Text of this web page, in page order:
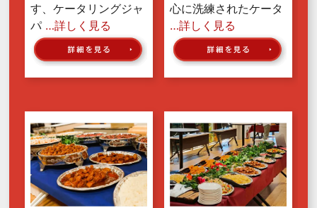
す、ケータリングジャ
パ …詳しく見る
心に洗練されたケータ
…詳しく見る